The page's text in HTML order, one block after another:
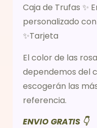
Caja de Trufas ✨
personalizado
✨Tarjeta
El color de las
dependemos del
escogerán las
referencia.
ENVIO GRATIS 👇